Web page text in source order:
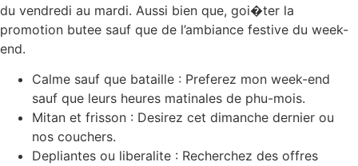
du vendredi au mardi. Aussi bien que, goi�ter la
promotion butee sauf que de l’ambiance festive du week-
end.
Calme sauf que bataille : Preferez mon week-end
sauf que leurs heures matinales de phu-mois.
Mitan et frisson : Desirez cet dimanche dernier ou
nos couchers.
Depliantes ou liberalite : Recherchez des offres